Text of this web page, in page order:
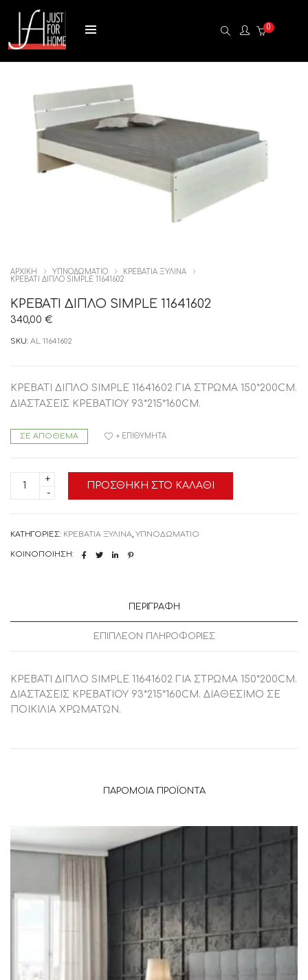
0
ΑΡΧΙΚΉ ΥΠΝΟΔΩΜΑΤΙΟ
ΚΡΕΒΑΤΙΑ ΞΥΛΙΝΑ
ΚΡΕΒΑΤΙ ΔΙΠΛΟ SIMPLE 11641602
ΚΡΕΒΑΤΙ ΔΙΠΛΟ SIMPLE 11641602
340,00 €
SKU: AL 11641602
ΚΡΕΒΑΤΙ ΔΙΠΛΟ SIMPLE 11641602 ΓΙΑ ΣΤΡΩΜΑ 150*200CM.
ΔΙΑΣΤΑΣΕΙΣ ΚΡΕΒΑΤΙΟΥ 93*215*160CM.
ΣΕ ΑΠΌΘΕΜΑ
ΚΡΕΒΑΤΙ
ΔΙΠΛΟ
ΠΡΟΣΘΉΚΗ ΣΤΟ ΚΑΛΆΘΙ
+ ΕΠΙΘΥΜΗΤΆ
ΚΑΤΗΓΟΡΊΕΣ: ΚΡΕΒΑΤΙΑ ΞΥΛΙΝΑ, ΥΠΝΟΔΩΜΑΤΙΟ
ΚΟΙΝΟΠΟΊΗΣΗ:
ΠΕΡΙΓΡΑΦΉ
ΕΠΙΠΛΈΟΝ ΠΛΗΡΟΦΟΡΊΕΣ
ΚΡΕΒΑΤΙ ΔΙΠΛΟ SIMPLE 11641602 ΓΙΑ ΣΤΡΩΜΑ 150*200CM.
ΔΙΑΣΤΑΣΕΙΣ ΚΡΕΒΑΤΙΟΥ 93*215*160CM. ΔΙΑΘΕΣΙΜΟ ΣΕ
ΠΟΙΚΙΛΙΑ ΧΡΩΜΑΤΩΝ.
ΠΑΡΌΜΟΙΑ ΠΡΟΪΌΝΤΑ